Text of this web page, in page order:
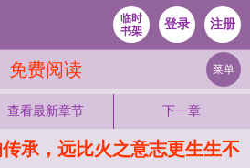
临时
书架
登录 注册
免费阅读 菜单
查看最新章节 下一章
承，远比火之意志更生生不